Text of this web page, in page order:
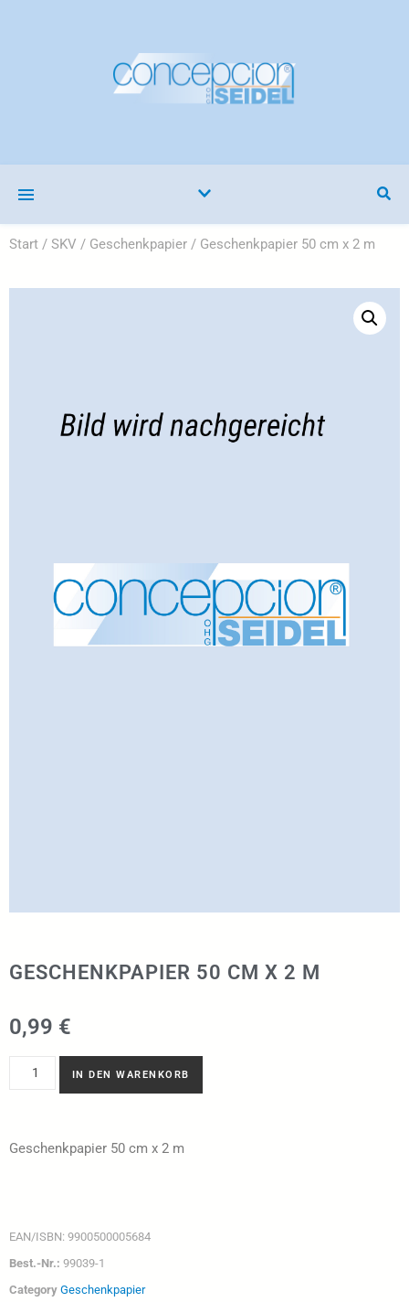
Start / SKV / Geschenkpapier / Geschenkpapier 50 cm x 2 m
GESCHENKPAPIER 50 CM X 2 M
0,99 €
IN DEN WARENKORB
Geschenkpapier 50 cm x 2 m
EAN/ISBN: 9900500005684
Best.-Nr.: 99039-1
Category Geschenkpapier